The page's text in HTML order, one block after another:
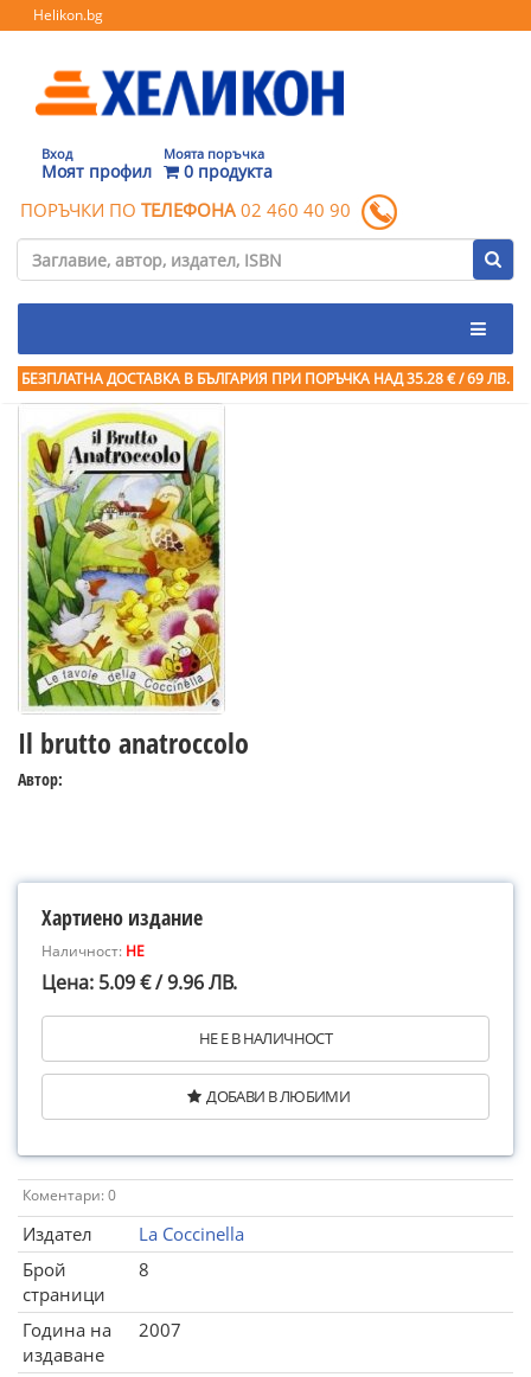
Helikon.bg
Вход
Моят профил
Моята поръчка
0 продукта
ПОРЪЧКИ ПО ТЕЛЕФОНА 02 460 40 90
БЕЗПЛАТНА ДОСТАВКА В БЪЛГАРИЯ ПРИ ПОРЪЧКА НАД 35.28 € / 69 ЛВ.
Il brutto anatroccolo
Автор:
Хартиено издание
Наличност: НЕ
Цена: 5.09 € / 9.96 ЛВ.
НЕ Е В НАЛИЧНОСТ
ДОБАВИ В ЛЮБИМИ
Коментари: 0
Издател
La Coccinella
Брой
страници
8
Година на
издаване
2007